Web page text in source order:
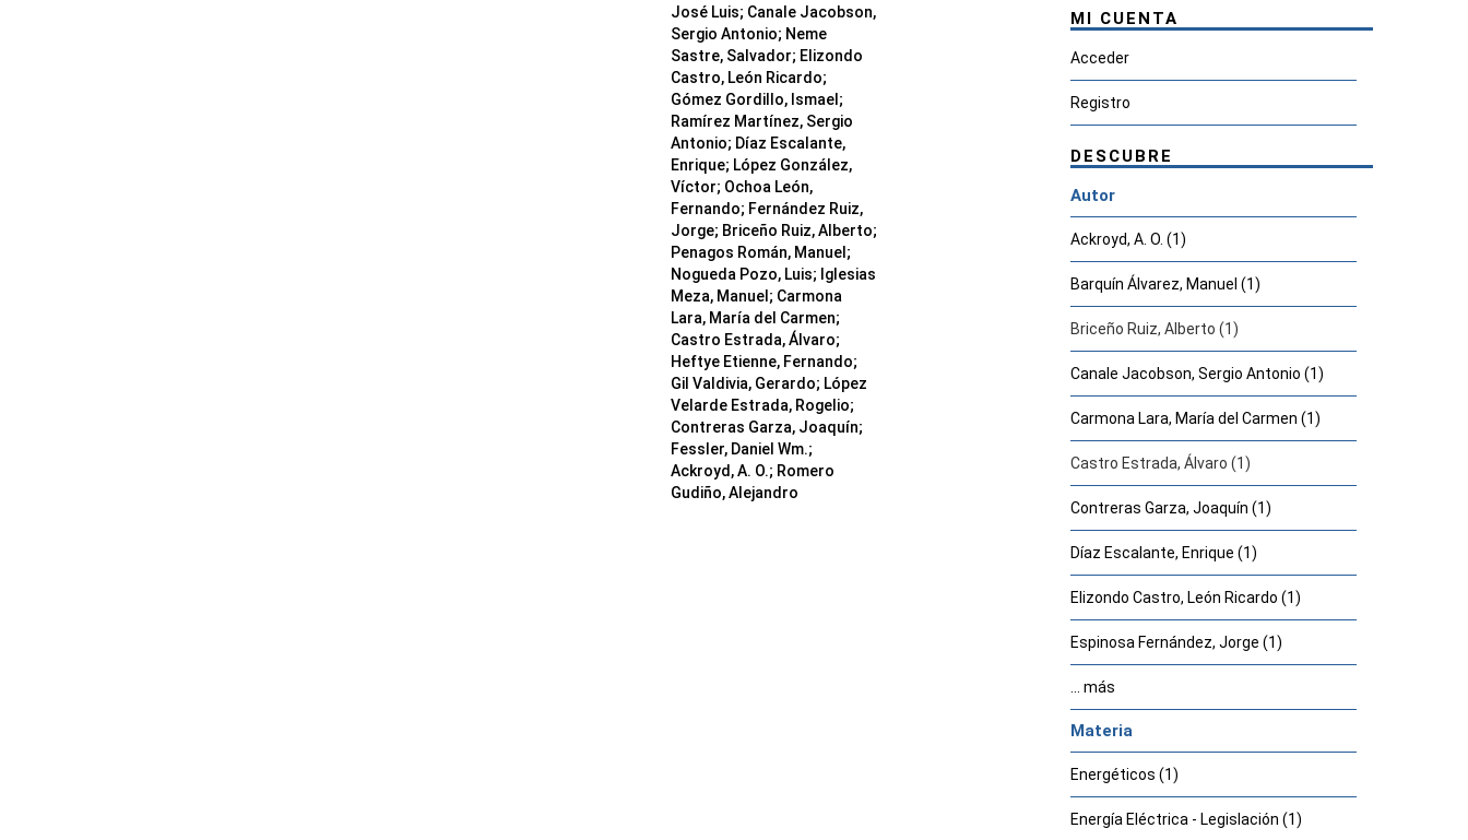
José Luis; Canale Jacobson,
Sergio Antonio; Neme
Sastre, Salvador; Elizondo
Castro, León Ricardo;
Gómez Gordillo, Ismael;
Ramírez Martínez, Sergio
Antonio; Díaz Escalante,
Enrique; López González,
Víctor; Ochoa León,
Fernando; Fernández Ruiz,
Jorge; Briceño Ruiz, Alberto;
Penagos Román, Manuel;
Nogueda Pozo, Luis; Iglesias
Meza, Manuel; Carmona
Lara, María del Carmen;
Castro Estrada, Álvaro;
Heftye Etienne, Fernando;
Gil Valdivia, Gerardo; López
Velarde Estrada, Rogelio;
Contreras Garza, Joaquín;
Fessler, Daniel Wm.;
Ackroyd, A. O.; Romero
Gudiño, Alejandro
MI CUENTA
Acceder
Registro
DESCUBRE
Autor
Ackroyd, A. O. (1)
Barquín Álvarez, Manuel (1)
Briceño Ruiz, Alberto (1)
Canale Jacobson, Sergio Antonio (1)
Carmona Lara, María del Carmen (1)
Castro Estrada, Álvaro (1)
Contreras Garza, Joaquín (1)
Díaz Escalante, Enrique (1)
Elizondo Castro, León Ricardo (1)
Espinosa Fernández, Jorge (1)
... más
Materia
Energéticos (1)
Energía Eléctrica - Legislación (1)